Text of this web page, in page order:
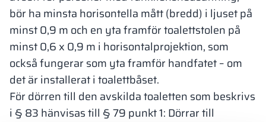
bör ha minsta horisontella mått (bredd) i ljuset på
minst 0,9 m och en yta framför toalettstolen på
minst 0,6 x 0,9 m i horisontalprojektion, som
också fungerar som yta framför handfatet – om
det är installerat i toalettbåset.
För dörren till den avskilda toaletten som beskrivs
i § 83 hänvisas till § 79 punkt 1: Dörrar till